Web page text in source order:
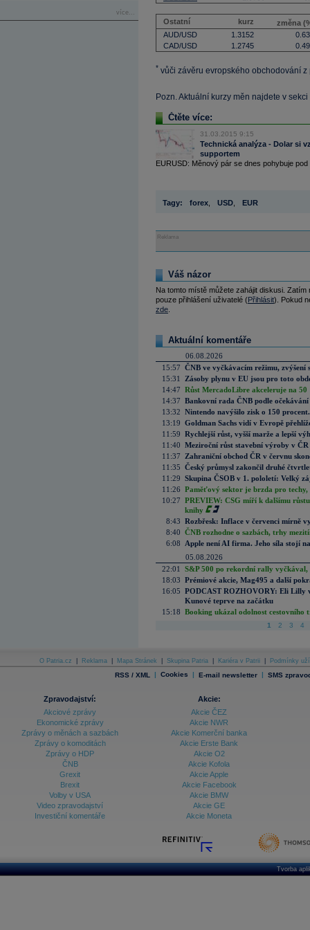
více...
Ostatní kurz
změna
AUD/USD
1.3152
CAD/USD
1.2745
* vůči závěru evropského obchodování
Pozn. Aktuální kurzy měn najdete v sekci
Čtěte více:
31.03.2015 9:15
Technická analýza - Dolar si
supportem
EURUSD: Měnový pár se dnes pohybuje
Tagy: forex USD EUR
Reklama
Váš názor
Na tomto místě můžete zahájit diskusi.
pouze přihlášení uživatelé (Přihlásit). Pokud
zde
Aktuální komentáře
06.08.2026
15:57 ČNB ve vyčkávacím režimu, zvýšení
15:31
Zásoby plynu v EU jsou pro toto
14:47 Růst MercadoLibre akceleruje na
14:37 Bankovní rada ČNB podle
13:32 Nintendo navýšilo zisk o 150
13:19 Goldman Sachs vidí v Evropě
11:59 Rychlejší růst, vyšší marže a lepší
11:40 Meziroční růst stavební výroby v
11:37
Zahraniční obchod ČR v červnu
11:35 Český průmysl zakončil druhé
11:29 Skupina ČSOB v 1. pololetí: Velký
11:26 Paměťový sektor je brzda pro techy,
10:27 PREVIEW: CSG míří k dalšímu
knihy
8:43 Rozbřesk: Inflace v červenci mírně
8:40 ČNB rozhodne o sazbách, trhy
6:08
Apple není AI firma. Jeho síla stojí
05.08.2026
22:01
S&P 500 po rekordní rally vyčkával,
18:03 Prémiové akcie, Mag495 a další
16:05 PODCAST ROZHOVORY: Eli Lilly
Kunové teprve na začátku
15:18 Booking ukázal odolnost cestovního
1 2 3 4
O Patria.cz Reklama Mapa Stránek Skupina Patria Kariéra v Patrii Podmínky
RSS / XML | Cookies | E-mail newsletter | SMS
Zpravodajství:
Akciové zprávy
Ekonomické zprávy
Zprávy o měnách a sazbách
Zprávy o komoditách
Zprávy o HDP
ČNB
Grexit
Brexit
Volby v USA
Video zpravodajství
Investiční komentáře
Akcie:
Akcie ČEZ
Akcie NWR
Akcie Komerční banka
Akcie Erste Bank
Akcie O2
Akcie Kofola
Akcie Apple
Akcie Facebook
Akcie BMW
Akcie GE
Akcie Moneta
Tvorba